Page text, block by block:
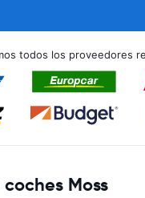
todos los proveedores
Moss